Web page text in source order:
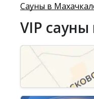
Сауны в
VIP